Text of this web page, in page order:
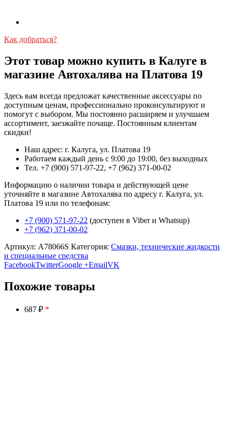
Как добраться?
Этот товар можно купить в Калуге в
магазине Автохалява на Платова 19
Здесь вам всегда предложат качественные аксессуары по
доступным ценам, профессионально проконсультируют и
помогут с выбором. Мы постоянно расширяем и улучшаем
ассортимент, заезжайте почаще. Постоянным клиентам
скидки!
Наш адрес: г. Калуга, ул. Платова 19
Работаем каждый день с 9:00 до 19:00, без выходных
Тел. +7 (900) 571-97-22, +7 (962) 371-00-02
Информацию о наличии товара и действующей цене
уточняйте в магазине Автохалява по адресу г. Калуга, ул.
Платова 19 или по телефонам:
+7 (900) 571-97-22 (доступен в Viber и Whatsup)
+7 (962) 371-00-02
Артикул: A78066S Категория: Смазки, технические жидкости
и специальные средства
FacebookTwitterGoogle +EmailVK
Похожие товары
687 ₽ *